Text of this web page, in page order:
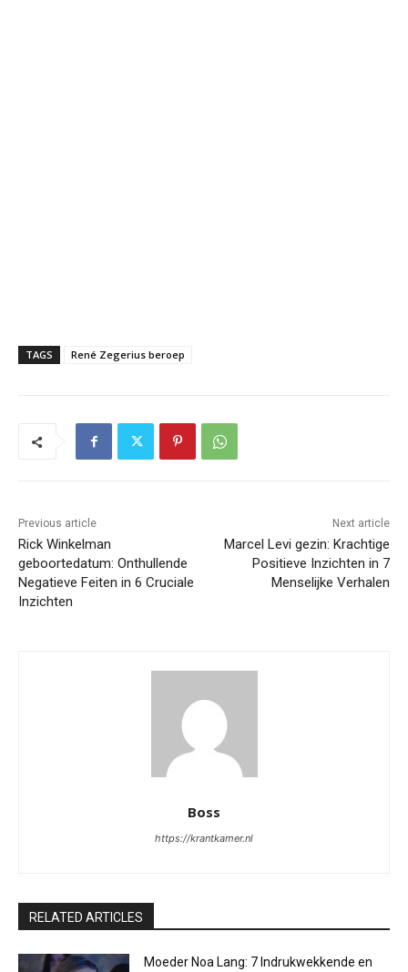
TAGS René Zegerius beroep
Previous article
Rick Winkelman
geboortedatum: Onthullende
Negatieve Feiten in 6 Cruciale
Inzichten
Next article
Marcel Levi gezin: Krachtige
Positieve Inzichten in 7
Menselijke Verhalen
Boss
https://krantkamer.nl
RELATED ARTICLES
Moeder Noa Lang: 7 Indrukwekkende en